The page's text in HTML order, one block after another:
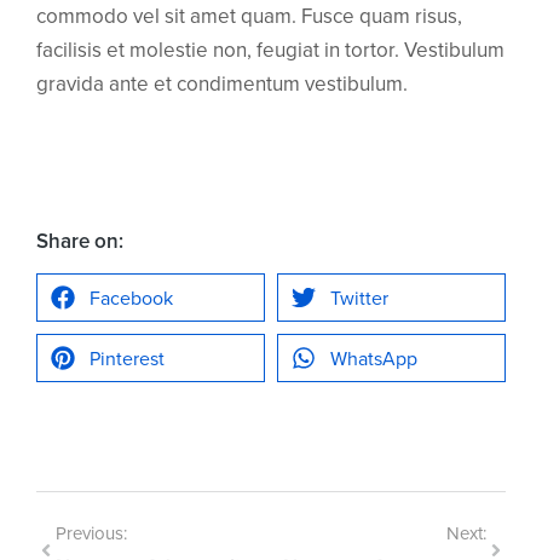
commodo vel sit amet quam. Fusce quam risus,
facilisis et molestie non, feugiat in tortor. Vestibulum
gravida ante et condimentum vestibulum.
Share on:
Facebook Twitter
Pinterest WhatsApp
Previous: Next: